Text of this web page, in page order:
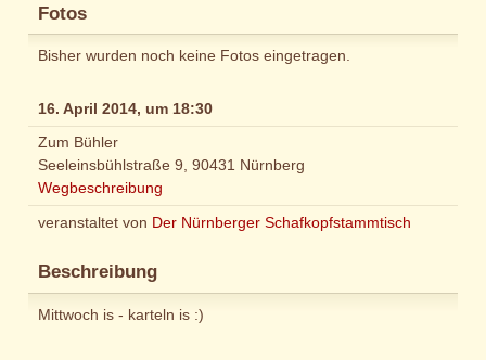
Fotos
Bisher wurden noch keine Fotos eingetragen.
16. April 2014, um 18:30
Zum Bühler
Seeleinsbühlstraße 9, 90431 Nürnberg
Wegbeschreibung
veranstaltet von Der Nürnberger Schafkopfstammtisch
Beschreibung
Mittwoch is - karteln is :)